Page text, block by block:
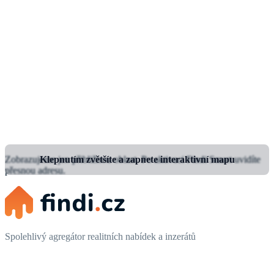
Klepnutím zvětšíte a zapnete interaktivní mapu
Zobrazujeme jen přibližnou oblast.Po aktivaci Findi Smart uvidíte
přesnou adresu.
Spolehlivý agregátor realitních nabídek a inzerátů